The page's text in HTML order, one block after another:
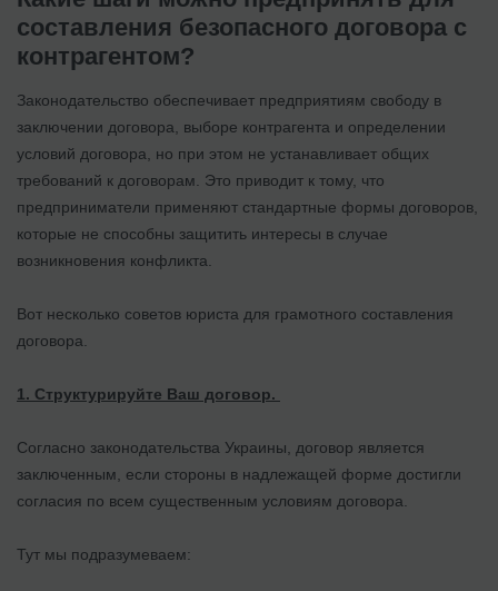
составления безопасного договора с
контрагентом?
Законодательство обеспечивает предприятиям свободу в
заключении договора, выборе контрагента и определении
условий договора, но при этом не устанавливает общих
требований к договорам. Это приводит к тому, что
предприниматели применяют стандартные формы договоров,
которые не способны защитить интересы в случае
возникновения конфликта.
Вот несколько советов юриста для грамотного составления
договора.
1. Структурируйте Ваш договор.
Согласно законодательства Украины, договор является
заключенным, если стороны в надлежащей форме достигли
согласия по всем существенным условиям договора.
Тут мы подразумеваем: